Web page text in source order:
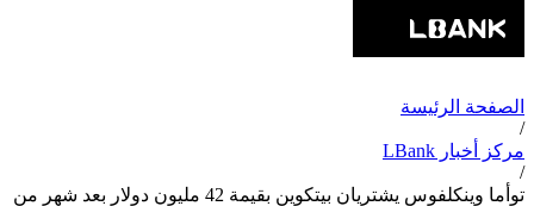
الصفحة الرئيسة
/
مركز أخبار LBank
/
توأما وينكلفوس يشتريان بيتكوين بقيمة 42 مليون دولار بعد شهر من